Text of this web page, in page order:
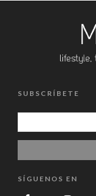
SUBSCRÍBETE
SÍGUENOS EN